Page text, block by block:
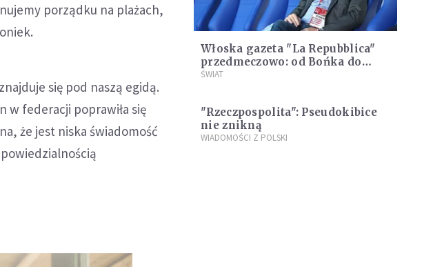
porządku na plażach,
się pod naszą egidą.
w federacji poprawiła się
że jest niska świadomość
Włoska gazeta "La Repubblica"
przedmeczowo: od Bońka do
Piątka, czyli o fenomenie
ŚWIAT
"Rzeczpospolita": Pseudokibice
nie znikną
WIADOMOŚCI Z POLSKI